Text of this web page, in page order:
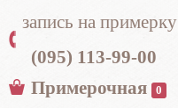
запись на примерку
(095) 113-99-00
Примерочная
0